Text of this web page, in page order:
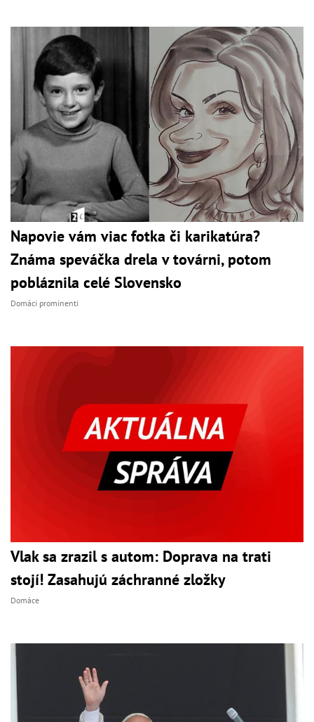
Napovie vám viac fotka či karikatúra?
Známa speváčka drela v továrni, potom
pobláznila celé Slovensko
Domáci prominenti
Vlak sa zrazil s autom: Doprava na trati
stojí! Zasahujú záchranné zložky
Domáce